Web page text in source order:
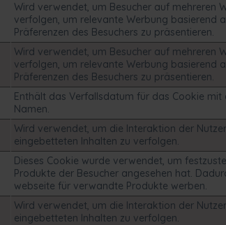
Wird verwendet, um Besucher auf mehreren
verfolgen, um relevante Werbung basierend
Präferenzen des Besuchers zu präsentieren.
Wird verwendet, um Besucher auf mehreren
verfolgen, um relevante Werbung basierend
Präferenzen des Besuchers zu präsentieren.
Enthält das Verfallsdatum für das Cookie mit
Namen.
Wird verwendet, um die Interaktion der
eingebetteten Inhalten zu verfolgen.
Dieses Cookie wurde verwendet, um
Produkte der Besucher angesehen hat.
webseite für verwandte Produkte werben.
Wird verwendet, um die Interaktion der
eingebetteten Inhalten zu verfolgen.